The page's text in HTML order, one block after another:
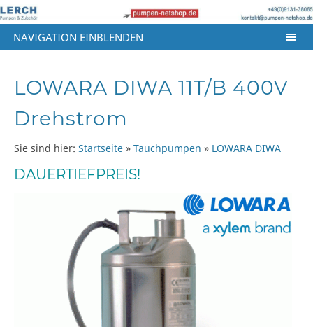
NAVIGATION EINBLENDEN
LOWARA DIWA 11T/B 400V
Drehstrom
Sie sind hier: Startseite » Tauchpumpen » LOWARA DIWA
DAUERTIEFPREIS!